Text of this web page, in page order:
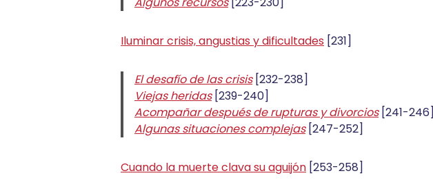
Iluminar crisis, angustias y dificultades [231]
El desafío de las crisis[232-238]
Viejas heridas[239-240]
Acompañar después de rupturas y divorcios[241-246]
Algunas situaciones complejas[247-252]
Cuando la muerte clava su aguijón [253-258]